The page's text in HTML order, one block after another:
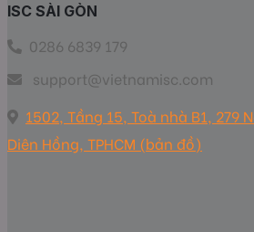
ISC SÀI GÒN
0286 6839 179
support@vietnamisc.com
1502, Tầng 15, Toà nhà B1, 279
Diên Hồng, TPHCM (bản đồ)